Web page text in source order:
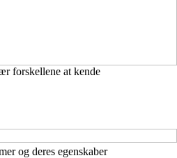
forskellene at kende
og deres egenskaber